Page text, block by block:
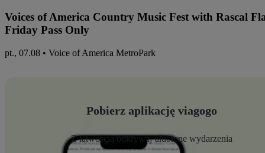
Voices of America Country Music Fest with Rascal
Friday Pass Only
pt., 07.08 • Voice of America MetroPark
Pobierz aplikację viagogo
Z łatwością odkrywaj ulubione wydarzenia